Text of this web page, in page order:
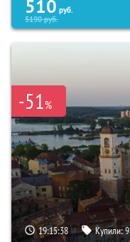
510 руб.
5190руб.
-51%
19:15:37 Купили:9